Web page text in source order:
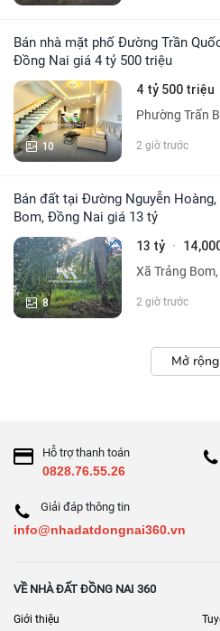
Bán nhà mặt phố Đường Trần Quốc Toản, An Bình, Biên Hòa,
Đồng Nai giá 4 tỷ 500 triệu
10
4 tỷ 500 triệu
Phường Trấn
2 giờ trước
Bán đất tại Đường Nguyễn Hoàng, Xã Sông Trầu, Huyện Trảng
Bom, Đồng Nai giá 13 tỷ
8
13 tỷ ·
Xã Trảng
2 giờ trước
Mở rộng
Hỗ trợ thanh toán
0828.76.55.26
Giải đáp thông tin
info@nhadatdongnai360.vn
VỀ NHÀ ĐẤT ĐỒNG NAI 360
Giới thiệu